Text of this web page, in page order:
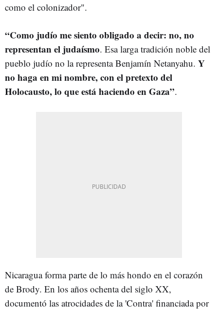
como el colonizador".
“Como judío me siento obligado a decir: no, no
representan el judaísmo. Esa larga tradición noble del
pueblo judío no la representa Benjamín Netanyahu. Y
no haga en mi nombre, con el pretexto del
Holocausto, lo que está haciendo en Gaza”.
Nicaragua forma parte de lo más hondo en el corazón
de Brody. En los años ochenta del siglo XX,
documentó las atrocidades de la 'Contra' financiada por